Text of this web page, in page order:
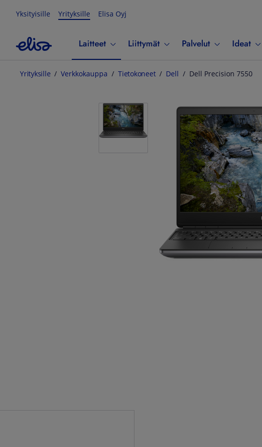
Yksityisille Yrityksille Elisa Oyj
Laitteet Liittymät Palvelut Ideat
Yrityksille Verkkokauppa Tietokoneet Dell Dell Precision 7550